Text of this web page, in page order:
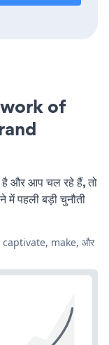
of
और आप चल रहे हैं, तो
पहली बड़ी चुनौती
captivate, make, और